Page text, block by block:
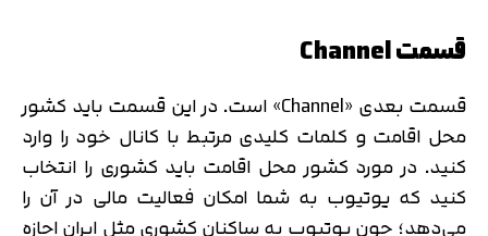
قسمت Channel
قسمت بعدی «Channel» است. در این قسمت باید کشور
محل اقامت و کلمات کلیدی مرتبط با کانال خود را وارد
کنید. در مورد کشور محل اقامت باید کشوری را انتخاب
کنید که یوتیوب به شما امکان فعالیت مالی در آن را
می‌دهد؛ چون یوتیوب به ساکنان کشوری مثل ایران اجازه